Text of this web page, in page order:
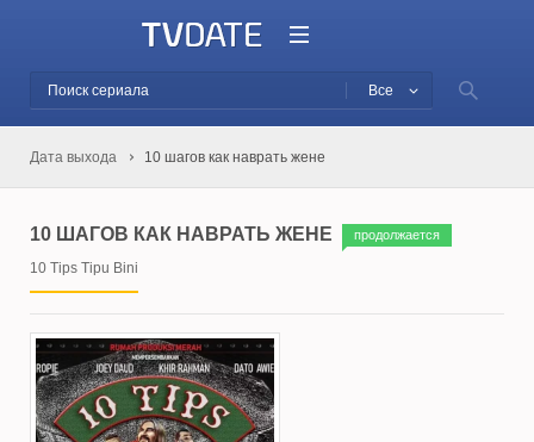
Все
Дата выхода 10 шагов как наврать жене
10 ШАГОВ КАК НАВРАТЬ ЖЕНЕ продолжается
10 Tips Tipu Bini